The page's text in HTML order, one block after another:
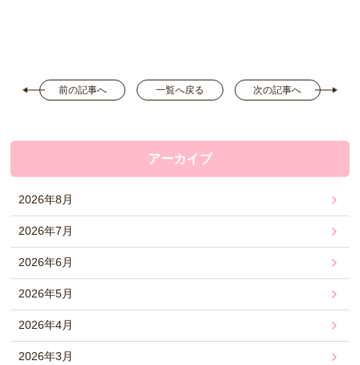
前の記事へ 一覧へ戻る 次の記事へ
アーカイブ
2026年8月
2026年7月
2026年6月
2026年5月
2026年4月
2026年3月